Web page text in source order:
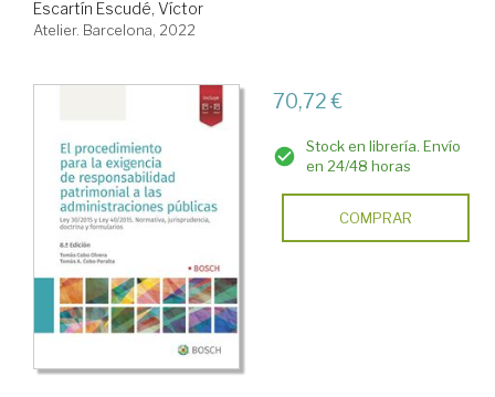
Escartín Escudé, Víctor
Atelier. Barcelona, 2022
70,72 €
Stock en librería. Envío
en 24/48 horas
COMPRAR